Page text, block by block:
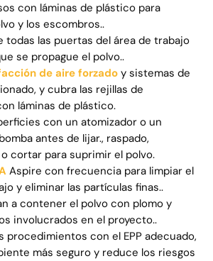
con láminas de plástico para
y los escombros..
todas las puertas del área de trabajo
se propague el polvo..
de aire forzadoy sistemas de
y cubra las rejillas de
láminas de plástico.
con un atomizador o un
antes de lijar., raspado,
cortar para suprimir el polvo.
Aspire con frecuencia para limpiar el
y eliminar las partículas finas..
a contener el polvo con plomo y
involucrados en el proyecto..
procedimientos con el EPP adecuado,
más seguro y reduce los riesgos